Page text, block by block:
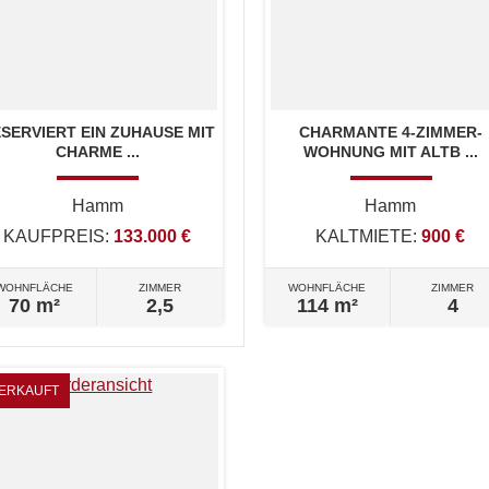
EIN ZUHAUSE MIT
CHARME ...
Hamm
KAUFPREIS: 133.000 €
70 m²
ZIMMER
2,5
CHARMANTE 4-ZIMMER-
WOHNUNG MIT ALTB ...
Hamm
KALTMIETE: 900 €
WOHNFLÄCHE
114 m²
ZIMMER
4